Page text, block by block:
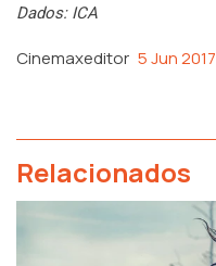
Dados: ICA
Cinemaxeditor 5 Jun 2017
Relacionados